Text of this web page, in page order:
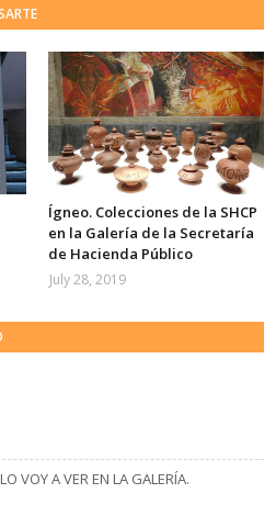
Ígneo. Colecciones de la SHCP
en la Galería de la Secretaría
de Hacienda Público
July 28, 2019
VOY A VER EN LA GALERÍA.